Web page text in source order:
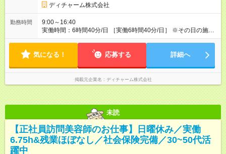
【モデル年収】 入社2年目/チーフスタイリスト/40代：29万円
（週5日勤務、担当業務手当含む） 入社4年目/チームリーダ
ー/50代：35万円（週5日勤務、自家用車手当、担当業務手当含
む） 入社12年目/エリアマネージャー/40代：55万円（週6日勤
昇給あり 【各種手当】 土曜手当：1，000円、祝日手当：2，
000円 自家用車手当：25，000～35，000円（居住地域によ
る）、遠距離手当：移動距離・移動方法に応じて支給 各種担当
業務手当：担当業務・エリアに応じて支給 その他手当（通信手
当、アサイン協力手当、教育担当手当など） 【試用期間】試用
期間あり 試用期間の長さ：3ヶ月 雇用形態、給与は本採用時と
ディチャーム株式会社
勤務時間
9:00～16:40
実働時間：6時間40分/日 ［実働6時間40分/日］ ※その日の施術
が早く終わった場合早めに帰宅できます。早めに帰宅の場合も
10時間程度、介護施設への訪問となるので遅くとも18時頃には
気になる！ 応募する 詳細へ
掲載元企業名 ディチャーム株式会社
未読
【正社員訪問美容師のお仕事】日曜休み／実働
6.75h&残業ほぼなし／社会保険完備／30~50代活
躍中